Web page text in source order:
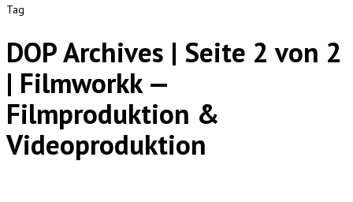
Tag
DOP Archives | Seite 2 von 2
| Filmworkk —
Filmproduktion &
Videoproduktion